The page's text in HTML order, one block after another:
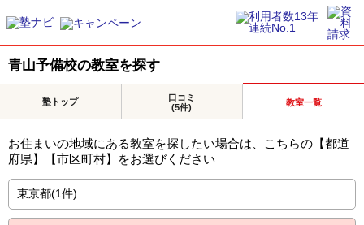
青山予備校の教室を探す
塾トップ
口コミ
(5件)
教室一覧
お住まいの地域にある教室を探したい場合は、こちらの【都道
府県】【市区町村】をお選びください